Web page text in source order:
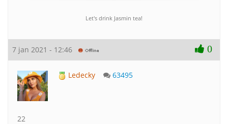
Let's drink Jasmin tea!
7 jan 2021 - 12:46 0
Ledecky 63495
22